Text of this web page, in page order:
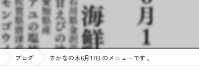
ブログ さかなの木6月17日のメニューです。